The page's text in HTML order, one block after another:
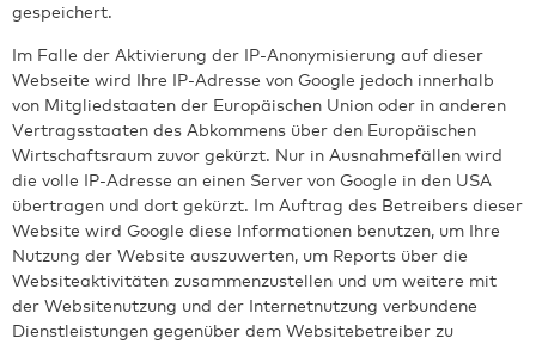
gespeichert.
Im Falle der Aktivierung der IP-Anonymisierung auf dieser
Webseite wird Ihre IP-Adresse von Google jedoch innerhalb
von Mitgliedstaaten der Europäischen Union oder in anderen
Vertragsstaaten des Abkommens über den Europäischen
Wirtschaftsraum zuvor gekürzt. Nur in Ausnahmefällen wird
die volle IP-Adresse an einen Server von Google in den USA
übertragen und dort gekürzt. Im Auftrag des Betreibers dieser
Website wird Google diese Informationen benutzen, um Ihre
Nutzung der Website auszuwerten, um Reports über die
Websiteaktivitäten zusammenzustellen und um weitere mit
der Websitenutzung und der Internetnutzung verbundene
Dienstleistungen gegenüber dem Websitebetreiber zu